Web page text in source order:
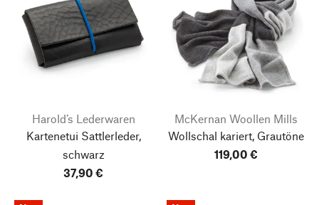
Harold’s Lederwaren
Kartenetui Sattlerleder,
schwarz
37,90 €
McKernan Woollen Mills
Wollschal kariert, Grautöne
119,00 €